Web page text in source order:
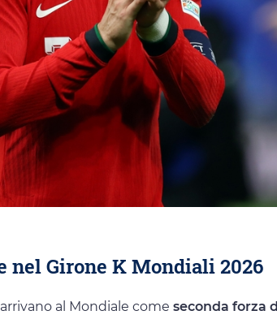
Girone K Mondiali 2026
al Mondiale come seconda forza